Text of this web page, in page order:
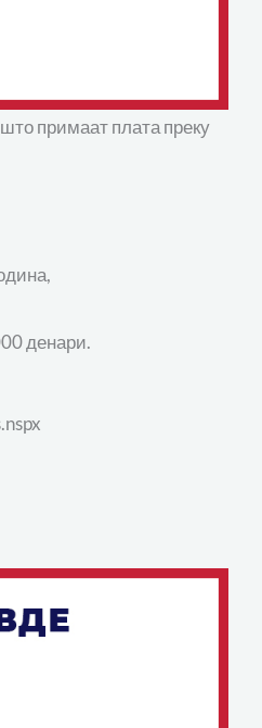
примаат плата преку
денари.